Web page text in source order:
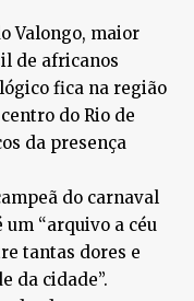
Valongo, maior
de africanos
fica na região
do Rio de
da presença
do carnaval
“arquivo a céu
tantas dores e
da cidade”.